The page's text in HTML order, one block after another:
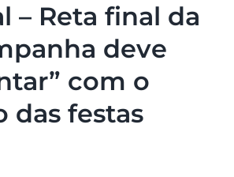
– Reta final da
deve
com o
das festas